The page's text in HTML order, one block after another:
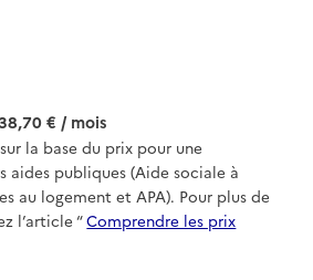
€ / mois
la base du prix pour une
aides publiques (Aide sociale à
au logement et APA). Pour plus de
l’article “Comprendre les prix